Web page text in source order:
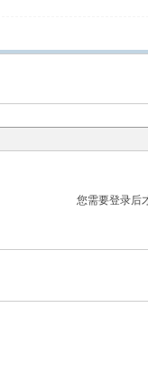
您需要登录后